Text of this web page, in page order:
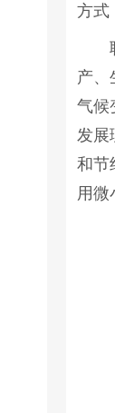
方式
产、
气候
发展
和节
用微